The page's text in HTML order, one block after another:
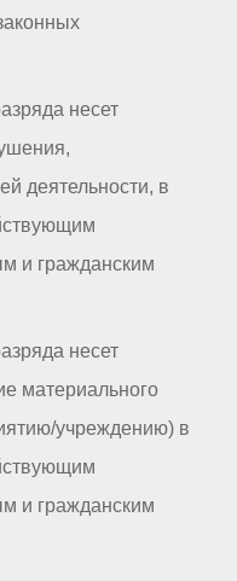
несет
деятельности, в
и гражданским
несет
материального
учреждению) в
и гражданским